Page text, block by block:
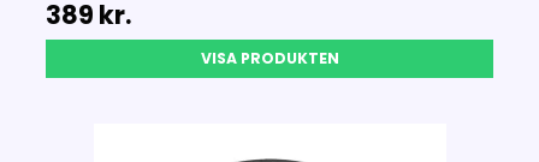
389 kr.
VISA PRODUKTEN